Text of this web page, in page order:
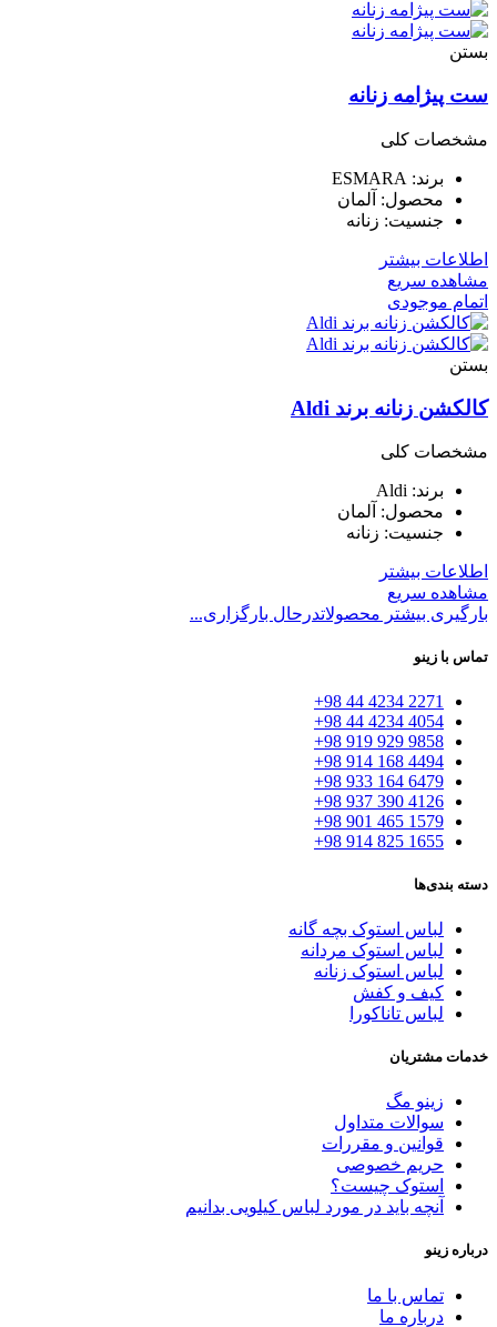
بستن
ست پیژامه زنانه
مشخصات کلی
برند: ⁣ESMARA
محصول: ⁣آلمان
جنسیت: زنانه
اطلاعات بیشتر
مشاهده سریع
اتمام موجودی
بستن
کالکشن زنانه برند Aldi
مشخصات کلی
برند: Aldi
محصول: آلمان
جنسیت: زنانه
اطلاعات بیشتر
مشاهده سریع
بارگیری بیشتر محصولاتدرحال بارگزاری...
تماس با زینو
2271 4234 44 98+
4054 4234 44 98+
9858 929 919 98+
4494 168 914 98+
6479 164 933 98+
4126 390 937 98+
1579 465 901 98+
1655 825 914 98+
دسته بندی‌ها
لباس استوک بچه گانه
لباس استوک مردانه
لباس استوک زنانه
کیف و کفش
لباس تاناکورا
خدمات مشتریان
زینو مگ
سوالات متداول
قوانین و مقررات
حریم خصوصی
استوک چیست؟
آنچه باید در مورد لباس کیلویی بدانیم
درباره زینو
تماس با ما
درباره ما